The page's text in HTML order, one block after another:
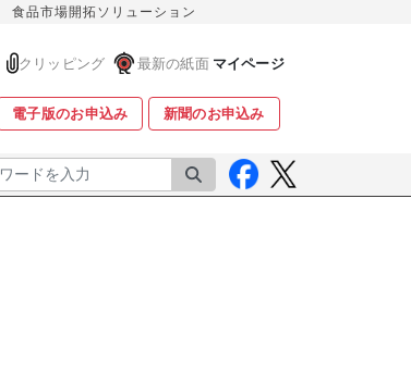
食品市場開拓ソリューション
クリッピング 最新の紙面 マイページ
電子版のお申込み 新聞のお申込み
検索